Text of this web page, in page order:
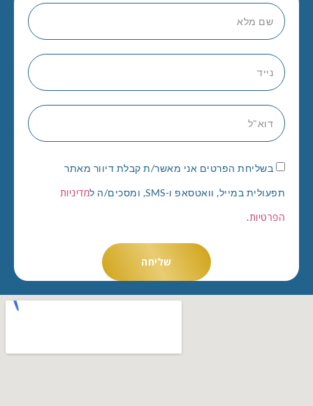
בשליחת הפרטים אני מאשר/ת קבלת דיוור מאתר
תפעולית במייל, וואטסאפ ו-SMS, ומסכים/ה ל
מדיניות
הפרטיות.
שליחה